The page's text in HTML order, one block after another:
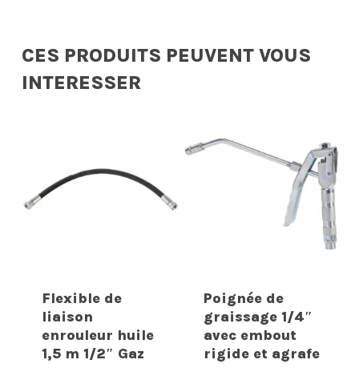
CES PRODUITS PEUVENT VOUS
INTERESSER
Flexible de
liaison
enrouleur huile
1,5 m 1/2″ Gaz
Poignée de
graissage 1/4″
avec embout
rigide et agrafe